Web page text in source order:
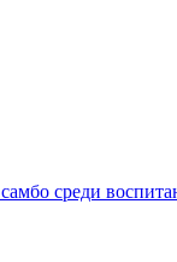
среди